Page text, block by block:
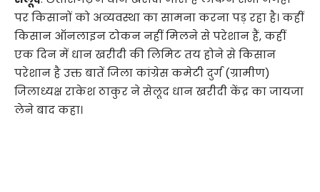
पर किसानों को अव्यवस्था का सामना करना पड़ रहा है। कहीं
किसान ऑनलाइन टोकन नहीं मिलने से परेशान हैं, कहीं
एक दिन में धान खरीदी की लिमिट तय होने से किसान
परेशान है उक्त बातें जिला कांग्रेस कमेटी दुर्ग (ग्रामीण)
जिलाध्यक्ष राकेश ठाकुर ने सेलूद धान खरीदी केंद्र का जायजा
लेने बाद कहा।